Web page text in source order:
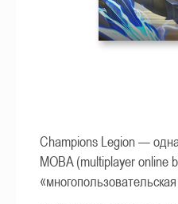
Champions Legion —
MOBA (multiplayer online